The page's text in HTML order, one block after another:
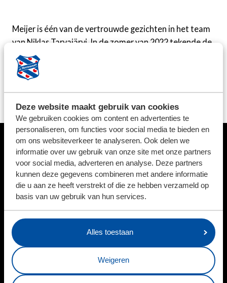
Deze website maakt gebruik van cookies
We gebruiken cookies om content en advertenties te
personaliseren, om functies voor social media te bieden en
om ons websiteverkeer te analyseren. Ook delen we
informatie over uw gebruik van onze site met onze partners
voor social media, adverteren en analyse. Deze partners
kunnen deze gegevens combineren met andere informatie
die u aan ze heeft verstrekt of die ze hebben verzameld op
basis van uw gebruik van hun services.
Alles toestaan
Weigeren
Meijer is één van de vertrouwde gezichten in het team
van Niklas Tarvajärvi. In de zomer van 2022 tekende de
geboren Sneekster, die meerdere jeugdinterlands
speelde, haar eerste contract in Fryslân en nog altijd
maakt ze trots onderdeel uit van de pompeblêdenclub.
Afgelopen seizoen droeg ze de aanvoerdersband bij de
nummer negen van de Vrouwen Eredivisie.
HOOFDSPONSOR
BUSINESSPARTNERS